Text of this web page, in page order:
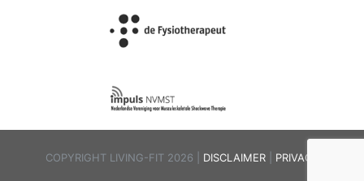
COPYRIGHT LIVING-FIT 2026 | DISCLAIMER PRIVACY